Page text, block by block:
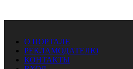
О ПОРТАЛЕ
РЕКЛАМОДАТЕЛЮ
КОНТАКТЫ